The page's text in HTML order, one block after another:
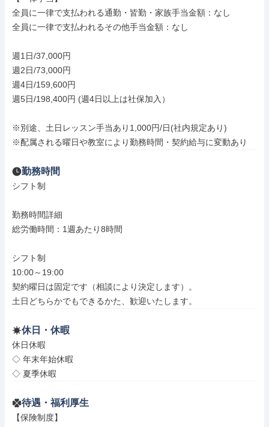
全員に一律で支払われる通勤・皆勤・家族手当金額：なし
全員に一律で支払われるその他手当金額：なし
週1日/37,000円
週2日/73,000円
週4日/159,600円
週5日/198,400円 (週4日以上は社保加入）
※別途、土日レッスン手当あり1,000円/日(社内規定あり)
※配属される曜日や教室により勤務時間・契約給与に変動あり
勤務時間
シフト制
勤務時間詳細
総労働時間：1週あたり8時間
シフト制
10:00～19:00
契約曜日は固定です（相談により決定します）。
土日どちらかでもできるかた、歓迎いたします。
休日・休暇
休日休暇
◇ 年末年始休暇
◇ 夏季休暇
待遇・福利厚生
【保険制度】